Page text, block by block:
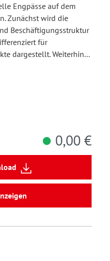
Engpässe auf dem
Zunächst wird die
Beschäftigungsstruktur
für
dargestellt. Weiterhin…
0,00 €